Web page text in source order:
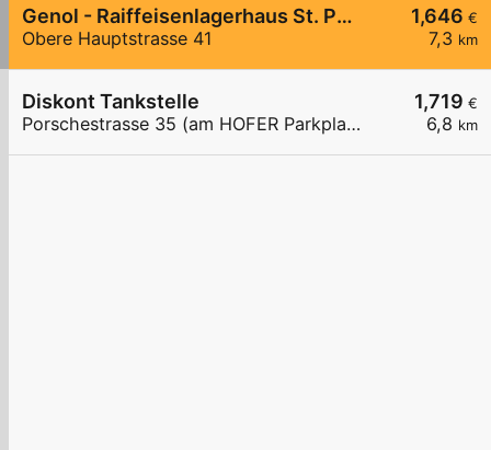
1,646 €
7,3 km
Genol - Raiffeisenlagerhaus St. Pölten
Obere Hauptstrasse 41
1,719 €
6,8 km
Diskont Tankstelle
Porschestrasse 35 (am HOFER Parkplatz)